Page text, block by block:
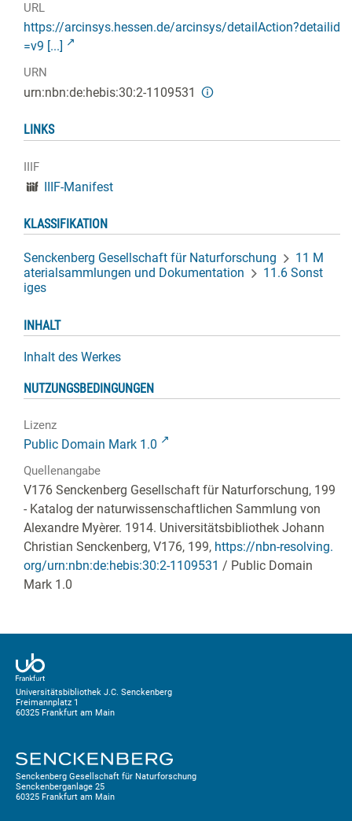
URL
https://arcinsys.hessen.de/arcinsys/detailAction?detailid
=v9 [...]
URN
urn:nbn:de:hebis:30:2-1109531
LINKS
IIIF
IIIF-Manifest
KLASSIFIKATION
Senckenberg Gesellschaft für Naturforschung
11 M
aterialsammlungen und Dokumentation
11.6 Sonst
iges
INHALT
Inhalt des Werkes
NUTZUNGSBEDINGUNGEN
Lizenz
Public Domain Mark 1.0
Quellenangabe
V176 Senckenberg Gesellschaft für Naturforschung, 199
- Katalog der naturwissenschaftlichen Sammlung von
Alexandre Myèrer. 1914. Universitätsbibliothek Johann
Christian Senckenberg, V176, 199, https://nbn-resolving.
org/urn:nbn:de:hebis:30:2-1109531 / Public Domain
Mark 1.0
Universitätsbibliothek J.C. Senckenberg
Freimannplatz 1
60325 Frankfurt am Main
Senckenberg Gesellschaft für Naturforschung
Senckenberganlage 25
60325 Frankfurt am Main